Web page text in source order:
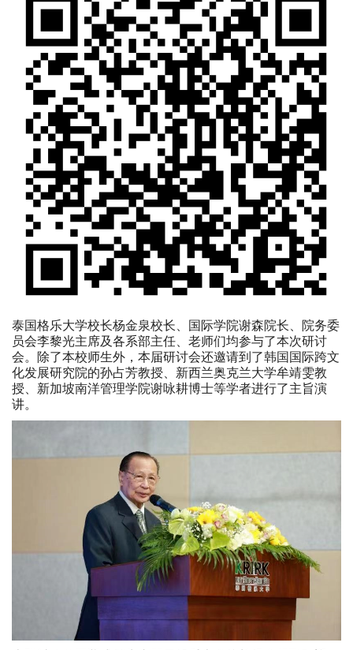
泰国格乐大学校长杨金泉校长、国际学院谢森院长、院务委
员会李黎光主席及各系部主任、老师们均参与了本次研讨
会。除了本校师生外，本届研讨会还邀请到了韩国国际跨文
化发展研究院的孙占芳教授、新西兰奥克兰大学牟靖雯教
授、新加坡南洋管理学院谢咏耕博士等学者进行了主旨演
讲。